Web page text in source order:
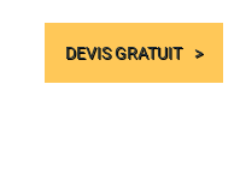
DEVIS GRATUIT